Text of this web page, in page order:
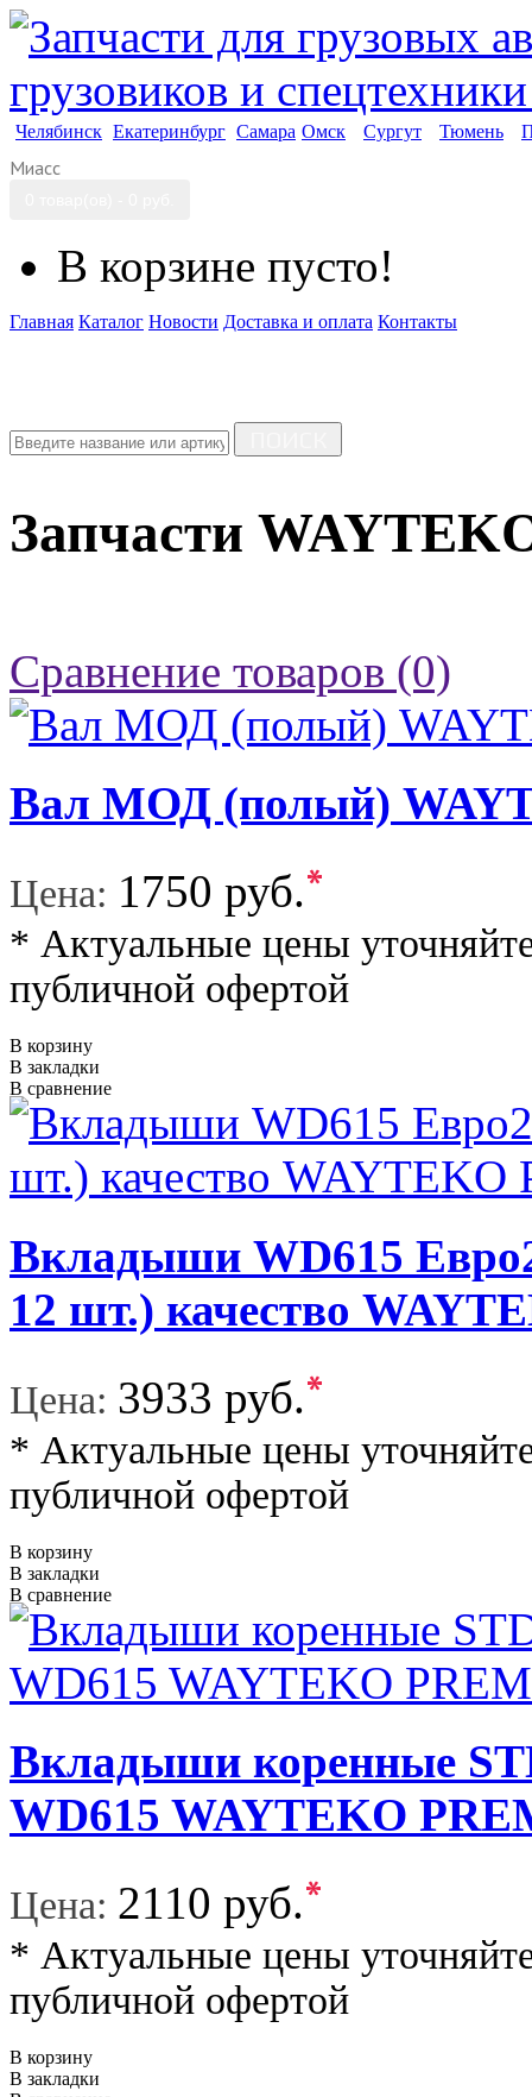
Челябинск Екатеринбург Самара Омск Сургут Тюмень
Миасс
В корзине пусто!
Главная Каталог Новости Доставка и оплата Контакты
Запчасти
Сравнение товаров (0)
Вал МОД (полый)
Цена: 1750 руб.*
* Актуальные цены
публичной офертой
В корзину
В закладки
В сравнение
Вкладыши WD615
12 шт.) качество
Цена: 3933 руб.*
* Актуальные цены
публичной офертой
В корзину
В закладки
В сравнение
Вкладыши коренные
WD615 WAYTEKO
Цена: 2110 руб.*
* Актуальные цены
публичной офертой
В корзину
В закладки